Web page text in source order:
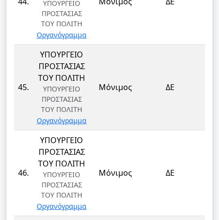
ΥΠΟΥΡΓΕΙΟ
ΠΡΟΣΤΑΣΙΑΣ
ΤΟΥ ΠΟΛΙΤΗ
Οργανόγραμμα
45.
ΥΠΟΥΡΓΕΙΟ
ΠΡΟΣΤΑΣΙΑΣ
ΤΟΥ ΠΟΛΙΤΗ
ΥΠΟΥΡΓΕΙΟ
ΠΡΟΣΤΑΣΙΑΣ
ΤΟΥ ΠΟΛΙΤΗ
Οργανόγραμμα
Μόνιμος ΔΕ
46.
ΥΠΟΥΡΓΕΙΟ
ΠΡΟΣΤΑΣΙΑΣ
ΤΟΥ ΠΟΛΙΤΗ
ΥΠΟΥΡΓΕΙΟ
ΠΡΟΣΤΑΣΙΑΣ
ΤΟΥ ΠΟΛΙΤΗ
Οργανόγραμμα
Μόνιμος ΔΕ